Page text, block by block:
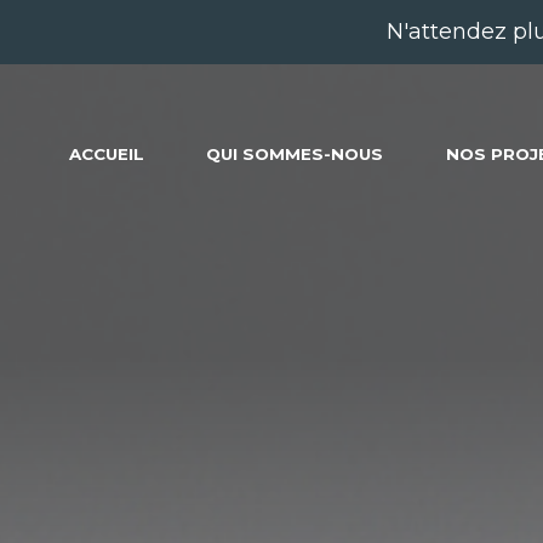
N'attendez
ACCUEIL QUI SOMMES-NOUS NOS